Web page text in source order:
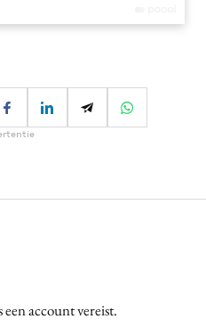
account vereist.